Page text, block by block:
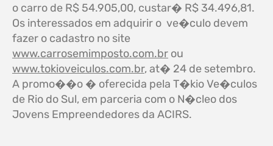
o carro de R$ 54.905,00, custar� R$ 34.496,81.
Os interessados em adquirir o ve�culo devem
fazer o cadastro no site
www.carrosemimposto.com.br ou
www.tokioveiculos.com.br, at� 24 de setembro.
A promo��o � oferecida pela T�kio Ve�culos
de Rio do Sul, em parceria com o N�cleo dos
Jovens Empreendedores da ACIRS.